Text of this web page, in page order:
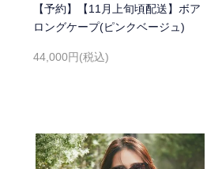
【予約】【11月上旬頃配送】ボア
ロングケープ(ピンクベージュ)
44,000円(税込)